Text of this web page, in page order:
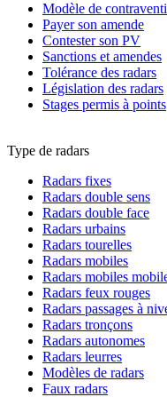
Modèle de
Payer son amende
Contester son PV
Sanctions et amendes
Tolérance des radars
Législation des radars
Stages permis à points
Type de radars
Radars fixes
Radars double sens
Radars double face
Radars urbains
Radars tourelles
Radars mobiles
Radars mobiles
Radars feux rouges
Radars passages à
Radars tronçons
Radars autonomes
Radars leurres
Modèles de radars
Faux radars